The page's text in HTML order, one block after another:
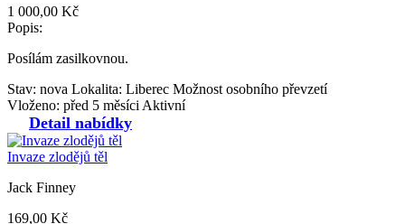
1 000,00 Kč
Popis:
Posílám zasilkovnou.
Stav: nova Lokalita: Liberec Možnost osobního převzetí
Vloženo: před 5 měsíci Aktivní
Detail nabídky
Invaze zlodějů těl
Jack Finney
169,00 Kč